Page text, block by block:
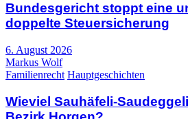
Bundesgericht stoppt eine
doppelte Steuersicherung
6. August 2026
Markus Wolf
Familienrecht Hauptgeschichten
Wieviel Sauhäfeli-